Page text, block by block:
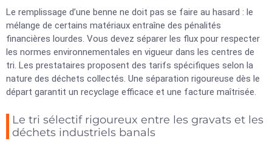
Le remplissage d’une benne ne doit pas se faire au hasard : le
mélange de certains matériaux entraîne des pénalités
financières lourdes. Vous devez séparer les flux pour respecter
les normes environnementales en vigueur dans les centres de
tri. Les prestataires proposent des tarifs spécifiques selon la
nature des déchets collectés. Une séparation rigoureuse dès le
départ garantit un recyclage efficace et une facture maîtrisée.
Le tri sélectif rigoureux entre les gravats et les
déchets industriels banals